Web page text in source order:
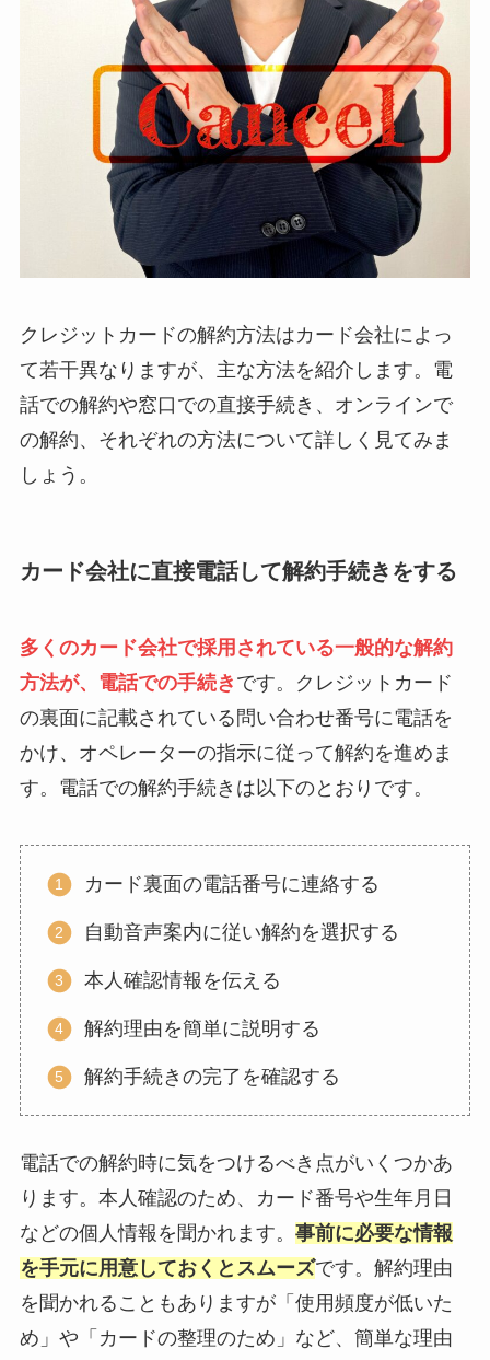
クレジットカードの解約方法はカード会社によっ
て若干異なりますが、主な方法を紹介します。電
話での解約や窓口での直接手続き、オンラインで
の解約、それぞれの方法について詳しく見てみま
しょう。
カード会社に直接電話して解約手続きをする
多くのカード会社で採用されている一般的な解約
方法が、電話での手続き です。クレジットカード
の裏面に記載されている問い合わせ番号に電話を
かけ、オペレーターの指示に従って解約を進めま
す。電話での解約手続きは以下のとおりです。
カード裏面の電話番号に連絡する
自動音声案内に従い解約を選択する
本人確認情報を伝える
解約理由を簡単に説明する
解約手続きの完了を確認する
電話での解約時に気をつけるべき点がいくつかあ
ります。本人確認のため、カード番号や生年月日
などの個人情報を聞かれます。 事前に必要な情報
を手元に用意しておくとスムーズです。解約理由
を聞かれることもありますが「使用頻度が低いた
め」や「カードの整理のため」など、簡単な理由